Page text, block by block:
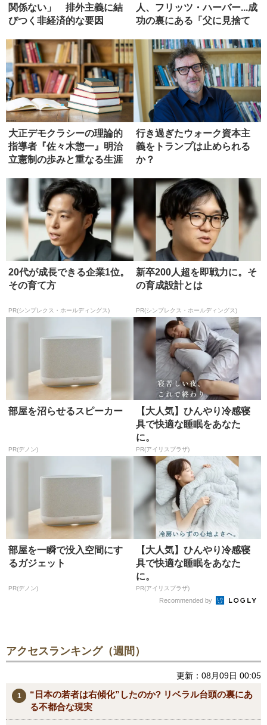
関係ない」 排外主義に結
びつく非経済的な要因
人、フリッツ・ハーバー...成
功の裏にある「父に見捨て
大正デモクラシーの理論的
指導者『佐々木惣一』明治
立憲制の歩みと重なる生涯
行き過ぎたウォーク資本主
義をトランプは止められる
か？
20代が成長できる企業1位。
その育て方
PR(シンプレクス・ホールディングス)
新卒200人超を即戦力に。そ
の育成設計とは
PR(シンプレクス・ホールディングス)
部屋を沼らせるスピーカー
PR(デノン)
【大人気】ひんやり冷感寝
具で快適な睡眠をあなた
に。
PR(アイリスプラザ)
部屋を一瞬で没入空間にす
るガジェット
PR(デノン)
【大人気】ひんやり冷感寝
具で快適な睡眠をあなた
に。
PR(アイリスプラザ)
Recommended by
アクセスランキング（週間）
更新：08月09日 00:05
“日本の若者は右傾化”したのか? リベラル台頭の裏にあ
る不都合な現実